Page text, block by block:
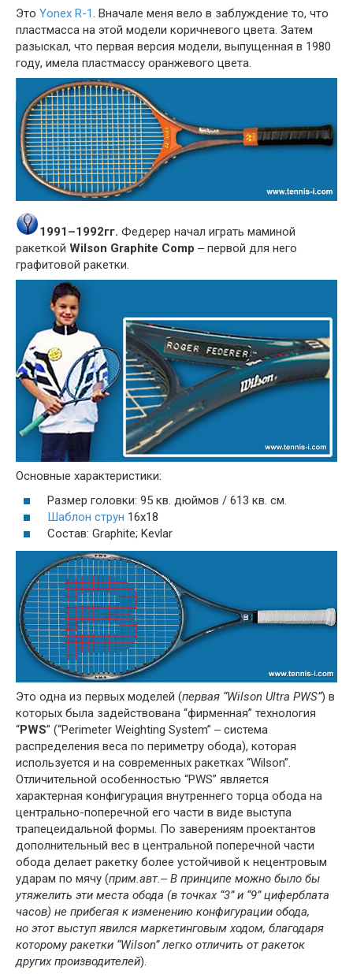
Это Yonex R-1. Вначале меня вело в заблуждение то, что
пластмасса на этой модели коричневого цвета. Затем
разыскал, что первая версия модели, выпущенная в 1980
году, имела пластмассу оранжевого цвета.
1991–1992гг. Федерер начал играть маминой
ракеткой Wilson Graphite Comp ‒ первой для него
графитовой ракетки.
Основные характеристики:
Размер головки: 95 кв. дюймов / 613 кв. см.
Шаблон струн 16x18
Состав: Graphite; Kevlar
Это одна из первых моделей (первая “Wilson Ultra PWS”) в
которых была задействована “фирменная” технология
“PWS” (“Perimeter Weighting System” ‒ система
распределения веса по периметру обода), которая
используется и на современных ракетках “Wilson”.
Отличительной особенностью “PWS” является
характерная конфигурация внутреннего торца обода на
центрально-поперечной его части в виде выступа
трапецеидальной формы. По заверениям проектантов
дополнительный вес в центральной поперечной части
обода делает ракетку более устойчивой к нецентровым
ударам по мячу (прим.авт.‒ В принципе можно было бы
утяжелить эти места обода (в точках “3” и “9” циферблата
часов) не прибегая к изменению конфигурации обода,
но этот выступ явился маркетинговым ходом, благодаря
которому ракетки “Wilson” легко отличить от ракеток
других производителей).